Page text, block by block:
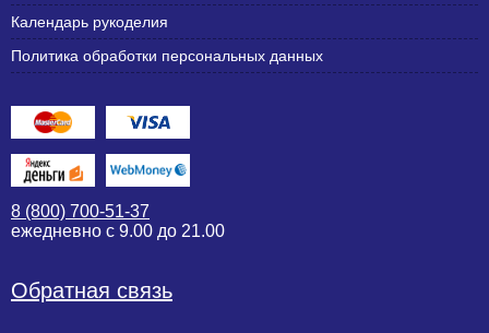
Календарь рукоделия
Политика обработки персональных данных
8 (800) 700-51-37
ежедневно с 9.00 до 21.00
Обратная связь